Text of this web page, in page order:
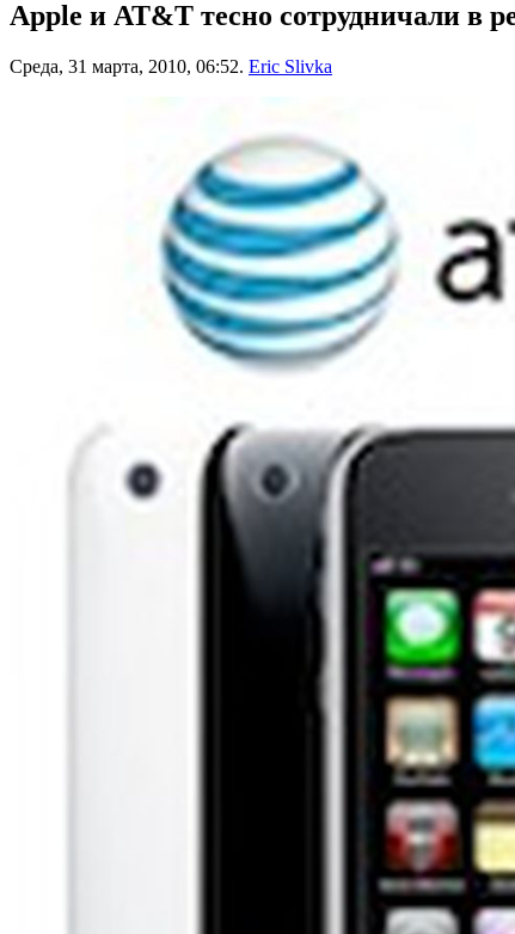
Apple и AT&T тесно сотрудничали в
Среда, 31 марта, 2010, 06:52. Eric Slivka